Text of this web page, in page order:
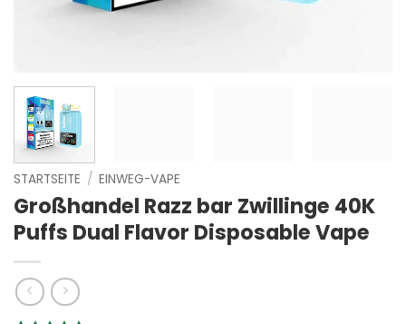
STARTSEITE / EINWEG-VAPE
Großhandel Razz bar Zwillinge 40K
Puffs Dual Flavor Disposable Vape